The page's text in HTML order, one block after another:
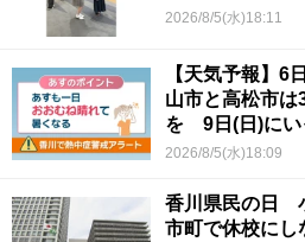
2026/8/5(水)18:11
【天気予報】
山市と高松市
を 9日(日)にい
くか
2026/8/5(水)18:09
香川県民の日
市町で休校に